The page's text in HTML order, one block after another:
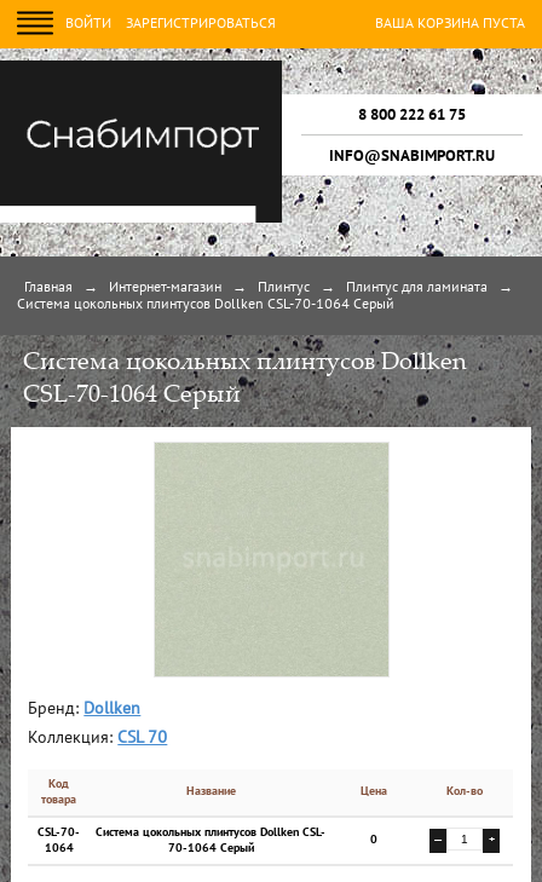
ВОЙТИ ЗАРЕГИСТРИРОВАТЬСЯ ВАША КОРЗИНА ПУСТА
8 800 222 61 75
INFO@SNABIMPORT.RU
Главная → Интернет-магазин → Плинтус → Плинтус для ламината
→
Cистема цокольных плинтусов Dollken CSL-70-1064 Серый
Cистема цокольных плинтусов Dollken
CSL-70-1064 Серый
Бренд: Dollken
Коллекция:CSL 70
Код
товара
Название Цена Кол-во
CSL-70-
1064
Cистема цокольных плинтусов Dollken CSL-
70-1064 Серый
0 — +